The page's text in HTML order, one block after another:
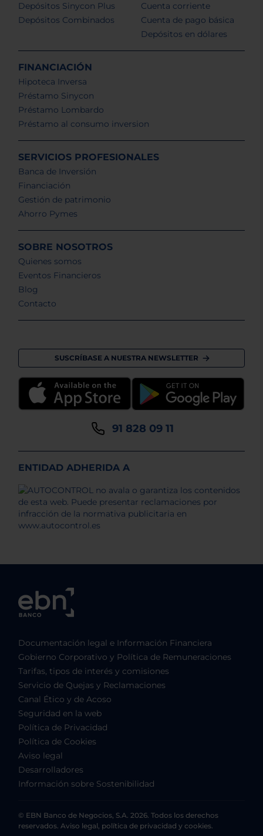
Depósitos Sinycon Plus
Depósitos Combinados
Cuenta corriente
Cuenta de pago básica
Depósitos en dólares
FINANCIACIÓN
Hipoteca Inversa
Préstamo Sinycon
Préstamo Lombardo
Préstamo al consumo inversion
SERVICIOS PROFESIONALES
Banca de Inversión
Financiación
Gestión de patrimonio
Ahorro Pymes
SOBRE NOSOTROS
Quienes somos
Eventos Financieros
Blog
Contacto
SUSCRÍBASE A NUESTRA NEWSLETTER
91 828 09 11
ENTIDAD ADHERIDA A
Documentación legal e Información Financiera
Gobierno Corporativo y Política de Remuneraciones
Tarifas, tipos de interés y comisiones
Servicio de Quejas y Reclamaciones
Canal Ético y de Acoso
Seguridad en la web
Política de Privacidad
Política de Cookies
Aviso legal
Desarrolladores
Información sobre Sostenibilidad
© EBN Banco de Negocios, S.A. 2026. Todos los derechos
reservados. Aviso legal, política de privacidad y cookies.